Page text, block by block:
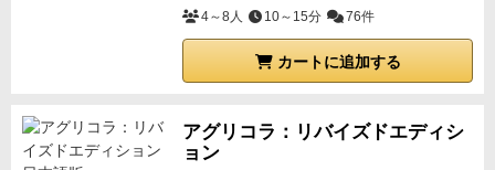
4～8人 10～15分 76件
カートに追加する
アグリコラ：リバイズドエディシ
ョン